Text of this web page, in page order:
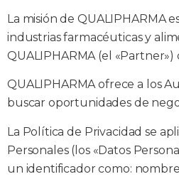
La misión de QUALIPHARMA
industrias farmacéuticas y
QUALIPHARMA (el
QUALIPHARMA ofrece a los
buscar oportunidades de
La Política de Privacidad se
Personales (los «Datos
un identificador como: